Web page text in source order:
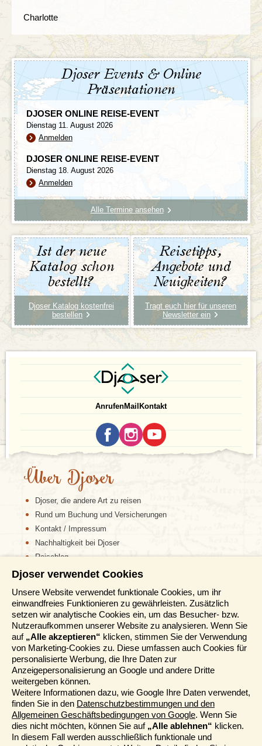
Charlotte
Djoser Events & Online
Präsentationen
DJOSER ONLINE REISE-EVENT
Dienstag 11. August 2026
Anmelden
DJOSER ONLINE REISE-EVENT
Dienstag 18. August 2026
Anmelden
Alle Termine ansehen
Ist der neue
Katalog schon
bestellt?
Djoser Katalog kostenfrei
bestellen
Reisetipps,
Angebote und
Neuigkeiten?
Tragt euch hier für unseren
Newsletter ein
AnrufenMail Kontakt
Über Djoser
Djoser, die andere Art zu reisen
Rund um Buchung und Versicherungen
Kontakt / Impressum
Nachhaltigkeit bei Djoser
Reiseblog
Informationen
Reisemessen
Häufig gestellte Fragen
AGB
Formblatt
Datenschutz
Informationstage
Unser Belgischer Partner
Unser Niederländischer Partner
Sitemap
Cookie-Richtlinie
Djoser verwendet Cookies
Unsere Website verwendet funktionale Cookies, um ihr
einwandfreies Funktionieren zu gewährleisten. Zusätzlich
setzen wir analytische Cookies ein, um das Besucher- bzw.
Nutzeraufkommen unserer Website zu analysieren. Wenn Sie
auf „Alle akzeptieren“ klicken, stimmen Sie der Verwendung
von Marketing-Cookies zu. Diese umfassen auch Cookies für
personalisierte Werbung, die Ihre Daten zur
Anzeigepersonalisierung an Google und andere Dritte
weitergeben können.
Weitere Informationen dazu, wie Google Ihre Daten verwendet,
finden Sie in den Datenschutzbestimmungen und den
Allgemeinen Geschäftsbedingungen von Google. Wenn Sie
dies nicht möchten, können Sie auf „Alle ablehnen“ klicken.
In diesem Fall werden ausschließlich funktionale und